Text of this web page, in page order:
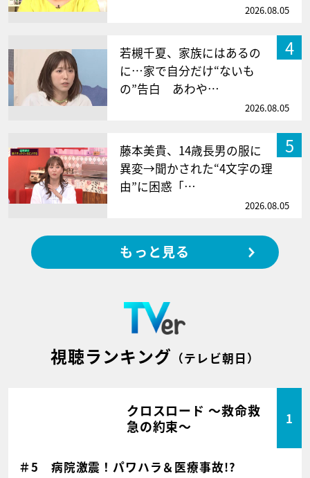
2026.08.05
4
若槻千夏、家族にはあるの
に…家で自分だけ“ないも
の”告白 あわや…
2026.08.05
5
藤本美貴、14歳長男の服に
異変→聞かされた“4文字の理
由”に困惑「…
2026.08.05
もっと見る
視聴ランキング （テレビ朝日）
クロスロード ～救命救
急の約束～
1
＃5 病院激震！パワハラ＆医療事故!?